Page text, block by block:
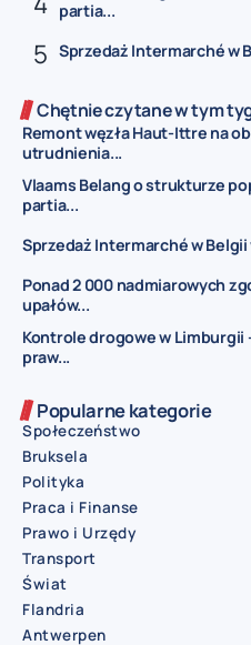
partia...
Sprzedaż Intermarché w
Chętnie czytane w tym
Remont węzła Haut-Ittre na
utrudnienia...
Vlaams Belang o strukturze
partia...
Sprzedaż Intermarché w Belgii
Ponad 2 000 nadmiarowych
upałów...
Kontrole drogowe w Limburgii
praw...
Popularne kategorie
Społeczeństwo
Bruksela
Polityka
Praca i Finanse
Prawo i Urzędy
Transport
Świat
Flandria
Antwerpen